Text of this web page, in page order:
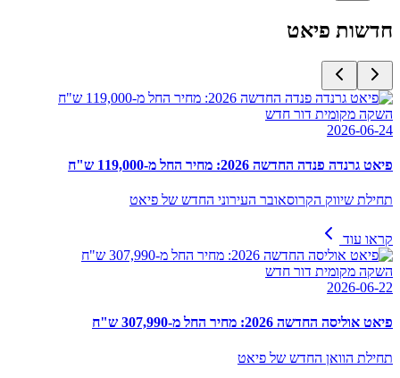
חדשות פיאט
השקה מקומית דור חדש
2026-06-24
פיאט גרנדה פנדה החדשה 2026: מחיר החל מ-119,000 ש"ח
תחילת שיווק הקרוסאובר העירוני החדש של פיאט
קראו עוד
השקה מקומית דור חדש
2026-06-22
פיאט אוליסה החדשה 2026: מחיר החל מ-307,990 ש"ח
תחילת הוואן החדש של פיאט